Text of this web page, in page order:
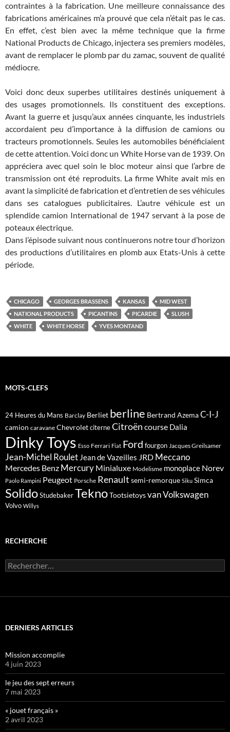
contraintes à la fabrication. Une meilleure connaissance des
fabrications américaines m’a prouvé que cela n’était pas le cas.
En effet, c’est bien avec la même technique que la firme
National Products de Chicago, injectera ses premiers modèles,
avant de remplacer le plomb par du zamac, souvent de qualité
médiocre.
Voici donc deux superbes utilitaires destinés uniquement à
des usages promotionnels. Ils constituent des exceptions.
Avant la guerre et jusqu’aux années cinquante, les industriels
accordaient peu d’importance à la diffusion de camions ou
tracteurs promotionnels. Seules les automobiles bénéficiaient
de cette attention. Voici donc un White Horse van de 1939. On
appréciera avec quel soin le bloc moteur ainsi que l’arbre de
transmission ont été reproduits. La firme White avait mis en
avant la simplicité de fabrication et d’entretien de ses véhicules
dans ses catalogues publicitaires. L’autre véhicule est un
splendide camion International de 1947 servant à la pose de
poteaux électrique.
Dans l’épisode suivant nous continuerons notre tour d’horizon
des productions d’utilitaires en plomb aux Etats-Unis à cette
période.
CHICAGO GEORGES BRASSENS KANSAS
MID WEST
NATIONAL PRODUCTS
PICANTINS PICARDIE
SLUSH
WHITE
WHITE HORSE YVES MONTAND
MOTS-CLEFS
24 Heures du Mans Barclay Berliet berline Bertrand AzemaC-I-J
camion caravane ChevroletciterneCitroën course Dalia
Dinky Toys Esso Ferrari Fiat Ford fourgon Jacques Greilsamer
Jean-Michel Roulet Jean de Vazeilles JRD Meccano
Mercedes Benz Mercury Minialuxe Modelisme monoplace Norev
Paolo Rampini Peugeot Porsche Renault semi-remorque Siku Simca
SolidoStudebakerTeknoTootsietoysvanVolkswagen
Volvo Willys
RECHERCHE
Rechercher :
DERNIERS ARTICLES
Mission accomplie
4 juin 2023
le jeu des sept erreurs
7 mai 2023
« jouet français »
2 avril 2023